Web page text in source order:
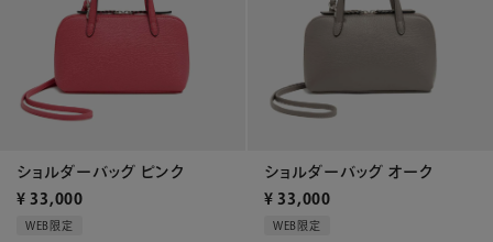
ショルダーバッグ ピンク
¥ 33,000
WEB限定
ショルダーバッグ オーク
¥ 33,000
WEB限定